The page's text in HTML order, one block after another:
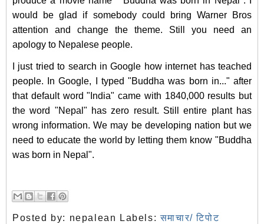
would be glad if somebody could bring Warner Bros
attention and change the theme. Still you need an
apology to Nepalese people.
I just tried to search in Google how internet has teached
people. In Google, I typed "Buddha was born in..." after
that default word "India" came with 1840,000 results but
the word "Nepal" has zero result. Still entire plant has
wrong information. We may be developing nation but we
need to educate the world by letting them know "Buddha
was born in Nepal".
Posted by: nepalean Labels:समाचार/ टिपोट